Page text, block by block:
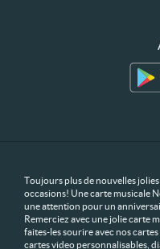
Toujours plus de nouvelles
occasions! Une carte musicale
une attention pour un
Remerciez avec une jolie carte
faites-les sourire avec nos
cartes video personnalisables,